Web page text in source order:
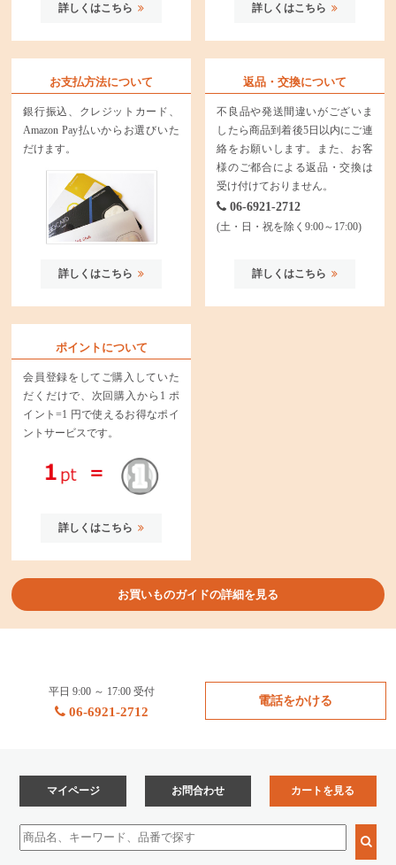
詳しくはこちら 詳しくはこちら
お支払方法について
銀行振込、クレジットカード、
Amazon Pay払いからお選びいた
だけます。
詳しくはこちら
返品・交換について
不良品や発送間違いがございま
したら商品到着後5日以内にご連
絡をお願いします。また、お客
様のご都合による返品・交換は
受け付けておりません。
06-6921-2712
(土・日・祝を除く9:00～17:00)
詳しくはこちら
ポイントについて
会員登録をしてご購入していた
だくだけで、次回購入から1 ポ
イント=1 円で使えるお得なポイ
ントサービスです。
詳しくはこちら
お買いものガイドの詳細を見る
平日 9:00 ～ 17:00 受付
06-6921-2712
電話をかける
マイページ お問合わせ カートを見る